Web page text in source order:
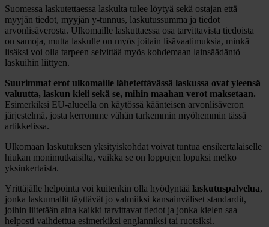
Suomessa laskutettaessa laskulta tulee löytyä sekä ostajan että
myyjän tiedot, myyjän y-tunnus, laskutussumma ja tiedot
arvonlisäverosta. Ulkomaille laskuttaessa osa tarvittavista tiedoista
on samoja, mutta laskulle on myös joitain lisävaatimuksia, minkä
lisäksi voi olla tarpeen selvittää myös kohdemaan lainsäädäntö
laskuihin liittyen.
Suurimmat erot ulkomaille lähetettävässä laskussa ovat yleensä
valuutta, laskun kieli sekä se, mihin maahan verot maksetaan.
Esimerkiksi EU-alueella on käytössä käänteisen arvonlisäveron
järjestelmä, josta kerromme vähän tarkemmin myöhemmin tässä
artikkelissa.
Ulkomaan laskutuksen yksityiskohdat voivat tuntua ensikertalaiselle
hiukan monimutkaisilta, vaikka se on loppujen lopuksi melko
yksinkertaista.
Yrittäjälle helpointa voi kuitenkin olla hyödyntää laskutuspalvelua,
jonka laskumallit täyttävät jo valmiiksi kansainväliset standardit,
joihin liitetään aina kaikki tarvittavat tiedot ja jonka kielen saa
helposti vaihdettua esimerkiksi englanniksi tai ruotsiksi.